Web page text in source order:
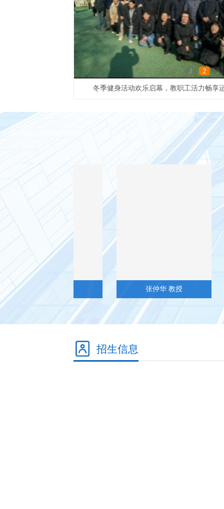
1 2 3
“2025生物数学青年学者论坛”圆满举
张仲华 教授
招生信息